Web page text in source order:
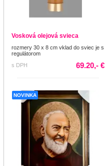
Vosková olejová svieca
rozmery 30 x 8 cm vklad do sviec je s
regulátorom
s DPH
69.20,- €
NOVINKA